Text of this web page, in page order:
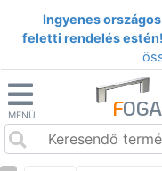
Ingyenes
feletti rendelés estén!
MENÜ F